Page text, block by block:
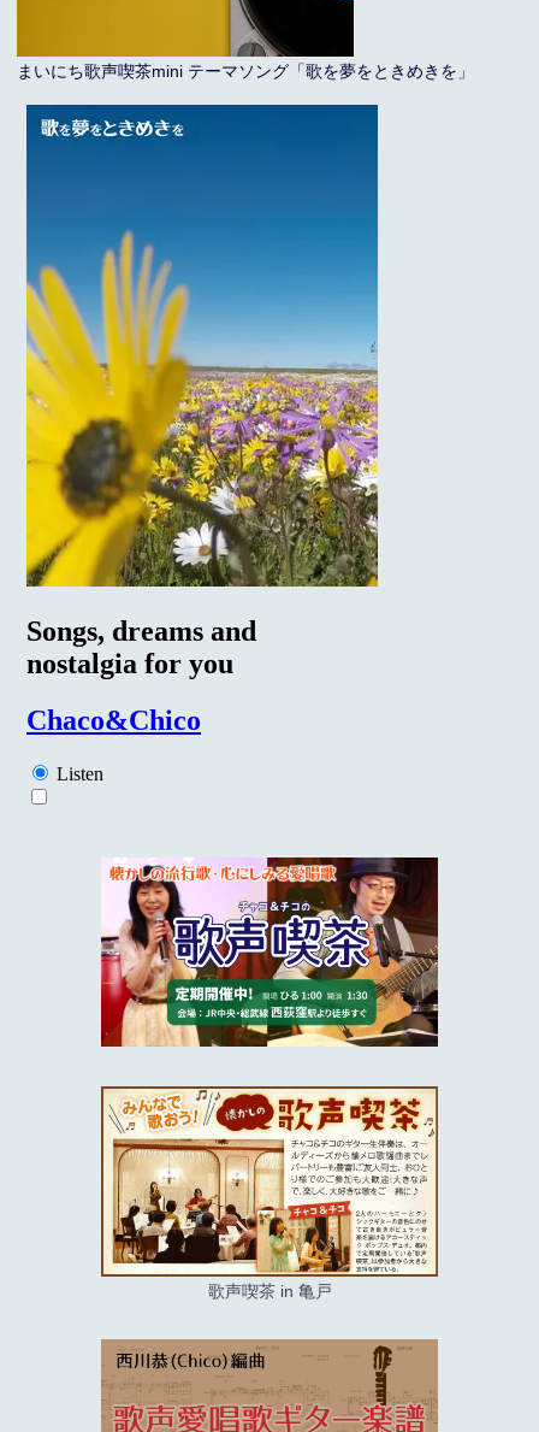
まいにち歌声喫茶mini テーマソング「歌を夢をときめきを」
歌声喫茶 in 亀戸